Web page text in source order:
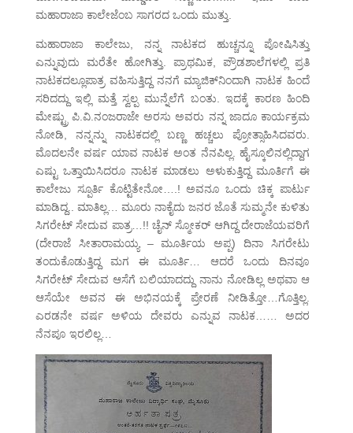
ಮಹಾರಾಜಾ ಕಾಲೇಜೆಂಬ ಸಾಗರದ ಒಂದು ಮುತ್ತು.
ಮಹಾರಾಜಾ ಕಾಲೇಜು, ನನ್ನ ನಾಟಕದ ಹುಚ್ಚನ್ನೂ ಪೋಷಿಸಿತ್ತು
ಎನ್ನುವುದು ಮರೆತೇ ಹೋಗಿತ್ತು. ಪ್ರಾಥಮಿಕ, ಪ್ರೌಡಶಾಲೆಗಳಲ್ಲಿ ಪ್ರತಿ
ನಾಟಕದಲ್ಲೂಪಾತ್ರ ವಹಿಸುತ್ತಿದ್ದ ನನಗೆ ಮ್ಯಾಜಿಕ್‌ನಿಂದಾಗಿ ನಾಟಕ ಹಿಂದೆ
ಸರಿದದ್ದು ಇಲ್ಲಿ ಮತ್ತೆ ಸ್ವಲ್ಪ ಮುನ್ನೆಲೆಗೆ ಬಂತು. ಇದಕ್ಕೆ ಕಾರಣ ಹಿಂದಿ
ಮೇಷ್ಟ್ರು ಪಿ.ವಿ.ನಂಜರಾಜೇ ಅರಸು ಅವರು ನನ್ನ ಜಾದೂ ಕಾರ್ಯಕ್ರಮ
ನೋಡಿ, ನನ್ನನ್ನು ನಾಟಕದಲ್ಲಿ ಬಣ್ಣ ಹಚ್ಚಲು ಪ್ರೋತ್ಸಾಹಿಸಿದವರು.
ಮೊದಲನೇ ವರ್ಷ ಯಾವ ನಾಟಕ ಅಂತ ನೆನಪಿಲ್ಲ. ಹೈಸ್ಕೂಲಿನಲ್ಲಿದ್ದಾಗ
ಎಷ್ಟು ಒತ್ತಾಯಿಸಿದರೂ ನಾಟಕ ಮಾಡಲು ಅಳುಕುತ್ತಿದ್ದ ಮೂರ್ತಿಗೆ ಈ
ಕಾಲೇಜು ಸ್ಪೂರ್ತಿ ಕೊಟ್ಟಿತೇನೋ….! ಅವನೂ ಒಂದು ಚಿಕ್ಕ ಪಾರ್ಟು
ಮಾಡಿದ್ದ.. ಮಾತಿಲ್ಲ… ಮೂರು ನಾಕೈದು ಜನರ ಜೊತೆ ಸುಮ್ಮನೇ ಕುಳಿತು
ಸಿಗರೇಟ್ ಸೇದುವ ಪಾತ್ರ…!! ಚೈನ್ ಸ್ಮೋಕರ್ ಆಗಿದ್ದ ದೇರಾಜೆಯವರಿಗೆ
(ದೇರಾಜೆ ಸೀತಾರಾಮಯ್ಯ – ಮೂರ್ತಿಯ ಅಪ್ಪ) ದಿನಾ ಸಿಗರೇಟು
ತಂದುಕೊಡುತ್ತಿದ್ದ ಮಗ ಈ ಮೂರ್ತಿ… ಆದರೆ ಒಂದು ದಿನವೂ
ಸಿಗರೇಟ್ ಸೇದುವ ಆಸೆಗೆ ಬಲಿಯಾದದ್ದು ನಾನು ನೋಡಿಲ್ಲ ಅಥವಾ ಆ
ಆಸೆಯೇ ಅವನ ಈ ಅಭಿನಯಕ್ಕೆ ಪ್ರೇರಣೆ ನೀಡಿತ್ತೋ…ಗೊತ್ತಿಲ್ಲ.
ಎರಡನೇ ವರ್ಷ ಅಳಿಯ ದೇವರು ಎನ್ನುವ ನಾಟಕ…… ಅದರ
ನೆನಪೂ ಇರಲಿಲ್ಲ…